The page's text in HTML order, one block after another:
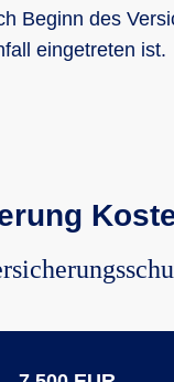
Beginn des
eingetreten ist.